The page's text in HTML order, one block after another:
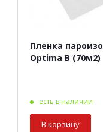
Пленка
Optima В (70м2)
есть в наличии
В корзину